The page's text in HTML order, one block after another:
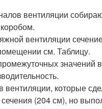
вентиляции
вентиляции
см. Таблицу.
значений
которые
(204 см), но